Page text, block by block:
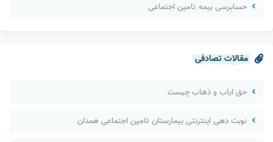
حسابرسی بیمه تامین اجتماعی
مقالات تصادفی
حق ایاب و ذهاب چیست
نوبت دهی اینترنتی بیمارستان تامین اجتماعی همدان